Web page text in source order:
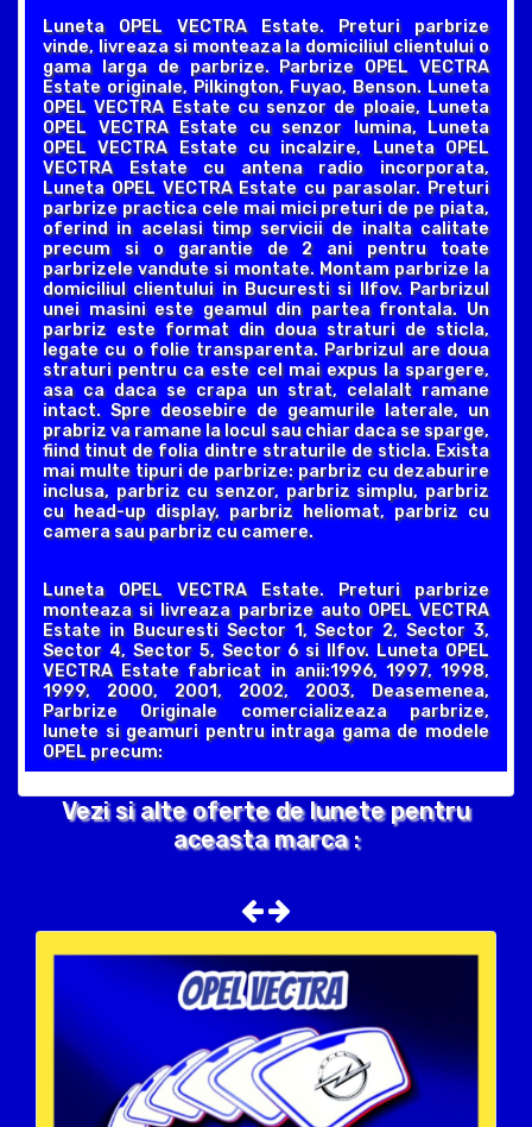
Luneta OPEL VECTRA Estate. Preturi parbrize
vinde, livreaza si monteaza la domiciliul clientului o
gama larga de parbrize. Parbrize OPEL VECTRA
Estate originale, Pilkington, Fuyao, Benson. Luneta
OPEL VECTRA Estate cu senzor de ploaie, Luneta
OPEL VECTRA Estate cu senzor lumina, Luneta
OPEL VECTRA Estate cu incalzire, Luneta OPEL
VECTRA Estate cu antena radio incorporata,
Luneta OPEL VECTRA Estate cu parasolar. Preturi
parbrize practica cele mai mici preturi de pe piata,
oferind in acelasi timp servicii de inalta calitate
precum si o garantie de 2 ani pentru toate
parbrizele vandute si montate. Montam parbrize la
domiciliul clientului in Bucuresti si Ilfov. Parbrizul
unei masini este geamul din partea frontala. Un
parbriz este format din doua straturi de sticla,
legate cu o folie transparenta. Parbrizul are doua
straturi pentru ca este cel mai expus la spargere,
asa ca daca se crapa un strat, celalalt ramane
intact. Spre deosebire de geamurile laterale, un
prabriz va ramane la locul sau chiar daca se sparge,
fiind tinut de folia dintre straturile de sticla. Exista
mai multe tipuri de parbrize: parbriz cu dezaburire
inclusa, parbriz cu senzor, parbriz simplu, parbriz
cu head-up display, parbriz heliomat, parbriz cu
camera sau parbriz cu camere.
Luneta OPEL VECTRA Estate. Preturi parbrize
monteaza si livreaza parbrize auto OPEL VECTRA
Estate in Bucuresti Sector 1, Sector 2, Sector 3,
Sector 4, Sector 5, Sector 6 si Ilfov. Luneta OPEL
VECTRA Estate fabricat in anii:1996, 1997, 1998,
1999, 2000, 2001, 2002, 2003, Deasemenea,
Parbrize Originale comercializeaza parbrize,
lunete si geamuri pentru intraga gama de modele
OPEL precum:
Vezi si alte oferte de lunete pentru
aceasta marca :